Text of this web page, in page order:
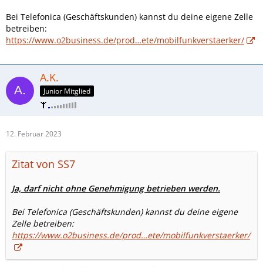
Bei Telefonica (Geschäftskunden) kannst du deine eigene Zelle
betreiben:
https://www.o2business.de/prod…ete/mobilfunkverstaerker/
A.K.
Junior Mitglied
12. Februar 2023
Zitat von SS7
Ja, darf nicht ohne Genehmigung betrieben werden.
Bei Telefonica (Geschäftskunden) kannst du deine eigene
Zelle betreiben:
https://www.o2business.de/prod…ete/mobilfunkverstaerker/